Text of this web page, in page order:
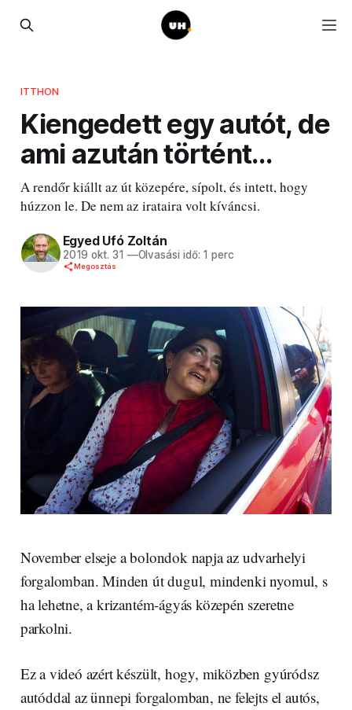
ITTHON
Kiengedett egy autót, de
ami azután történt...
A rendőr kiállt az út közepére, sípolt, és intett, hogy
húzzon le. De nem az irataira volt kíváncsi.
Egyed Ufó Zoltán
2019 okt. 31 —Olvasási idő: 1 perc
Megosztás
November elseje a bolondok napja az udvarhelyi
forgalomban. Minden út dugul, mindenki nyomul, s
ha lehetne, a krizantém-ágyás közepén szeretne
parkolni.
Ez a videó azért készült, hogy, miközben gyúródsz
autóddal az ünnepi forgalomban, ne felejts el autós,